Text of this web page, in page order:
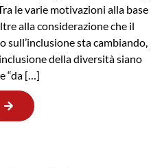
le varie motivazioni alla base
alla considerazione che il
sull’inclusione sta cambiando,
della diversità siano
“da […]